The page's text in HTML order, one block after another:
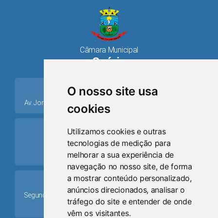
O nosso site usa
cookies
Utilizamos cookies e outras
tecnologias de medição para
melhorar a sua experiência de
navegação no nosso site, de forma
a mostrar conteúdo personalizado,
anúncios direcionados, analisar o
tráfego do site e entender de onde
vêm os visitantes.
Câmara Municipal
Osório
place
Av. Jorge Dariva, 1211, Centro CEP: 95520.000 - Osório/RS
ring_volume
Telefone
(51) 9 8024-0884
Schedule
Segunda-feira a Sexta-feira: 08h às 12h e das 13h30min às
17h30min